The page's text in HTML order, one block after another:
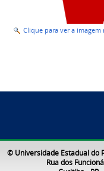
Clique para ver a
© Universidade Estadual do
Rua dos